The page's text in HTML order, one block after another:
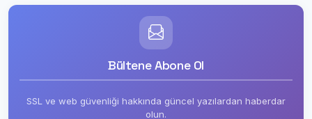
Bültene Abone Ol
SSL ve web güvenliği hakkında güncel yazılardan haberdar
olun.